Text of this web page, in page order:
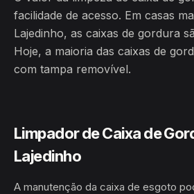
facilidade de acesso. Em casas
Lajedinho, as caixas de gordura
Hoje, a maioria das caixas de
com tampa removível.
Limpador de Caixa de
Lajedinho
A manutenção da caixa de esgoto